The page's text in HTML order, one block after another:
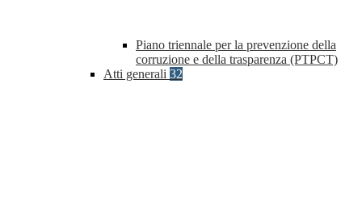
Piano triennale per la prevenzione della
corruzione e della trasparenza (PTPCT)
Atti generali 32